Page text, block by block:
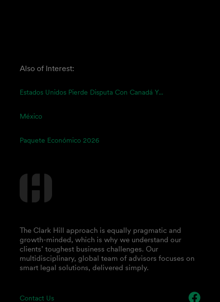
Also of Interest:
Estados Unidos Pierde Disputa Con Canadá Y...
México
Paquete Económico 2026
Contact Us
The Clark Hill approach is equally pragmatic and
growth-minded, which is why we understand our
clients’ toughest business challenges. Our
multidisciplinary, global team of advisors focuses on
smart legal solutions, delivered simply.